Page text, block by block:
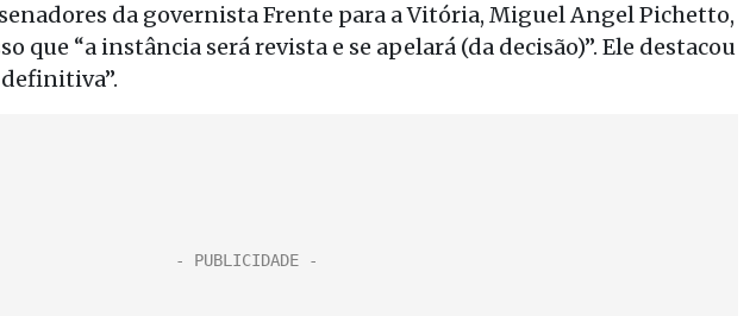
da governista Frente para a Vitória, Miguel Angel Pichetto,
que “a instância será revista e se apelará (da decisão)”. Ele destacou